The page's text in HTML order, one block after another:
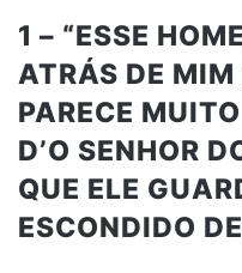
1 – “ESSE
ATRÁS DE MIM
PARECE
D’O SENHOR
QUE ELE
ESCONDIDO